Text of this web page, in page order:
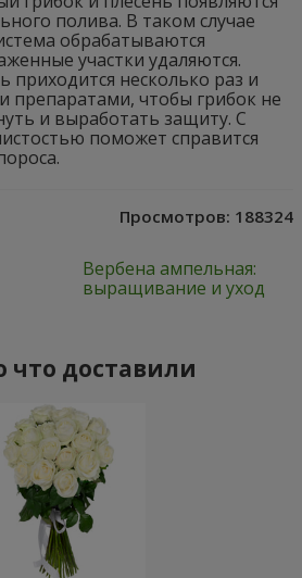
полива. В таком случае
обрабатываются
участки удаляются.
несколько раз и
препаратами, чтобы грибок не
и выработать защиту. С
поможет справится
Просмотров: 188324
Вербена ампельная:
выращивание и уход
что доставили